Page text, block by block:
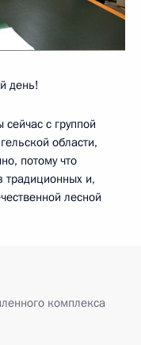
день!
с группой
области,
потому что
традиционных и,
лесной
комплекса